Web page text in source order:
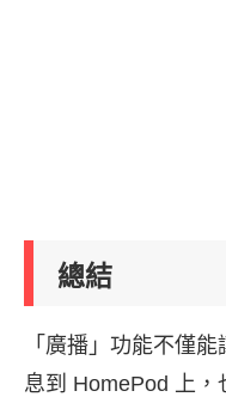
總結
「廣播」功能不僅
息到 HomePod 上，